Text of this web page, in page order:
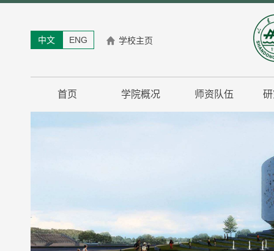
中文 ENG 学校主页
首页 学院概况 师资队伍